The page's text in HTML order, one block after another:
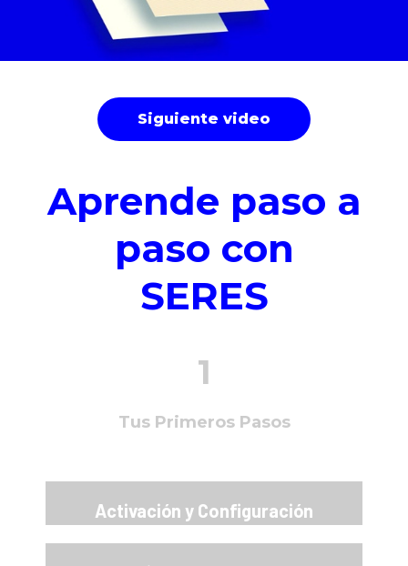
Siguiente video
Aprende paso a
paso con
SERES
1
Tus Primeros Pasos
Activación y Configuración